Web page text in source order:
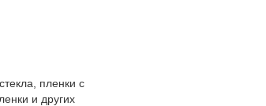
пленки с
и других